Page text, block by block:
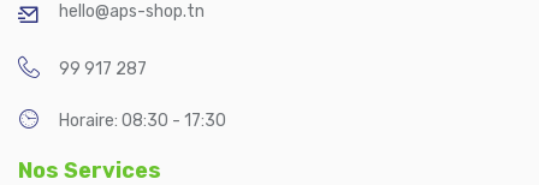
hello@aps-shop.tn
99 917 287
Horaire: 08:30 - 17:30
Nos Services